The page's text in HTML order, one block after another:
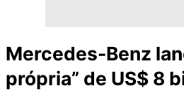
Mercedes-Benz
própria” de US$ 8